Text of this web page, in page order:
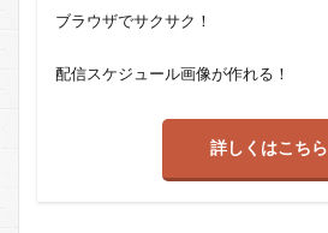
ブラウザでサクサク！
配信スケジュール画像が作れる！
詳しくはこちら